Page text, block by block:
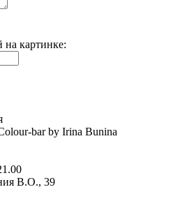
на картинке:
bar by Irina Bunina
В.О., 39